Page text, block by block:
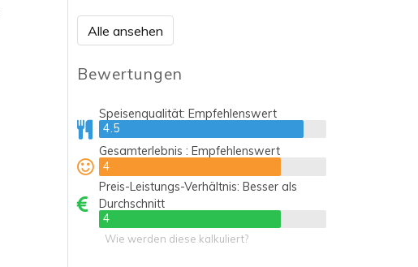
Alle ansehen
Bewertungen
Speisenqualität:Empfehlenswert
4.5
4.5
Gesamterlebnis :Empfehlenswert
4
4
Preis-Leistungs-Verhältnis:Besser als
Durchschnitt
4
4
Wie werden diese kalkuliert?